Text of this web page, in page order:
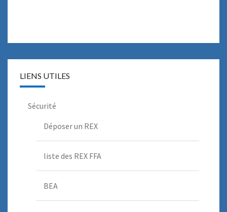
LIENS UTILES
Sécurité
Déposer un REX
liste des REX FFA
BEA